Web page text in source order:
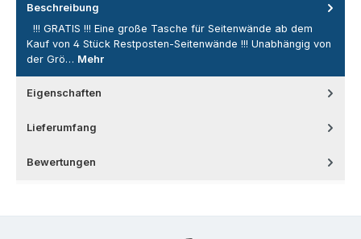
Beschreibung
!!! GRATIS !!! Eine große Tasche für Seitenwände ab dem
Kauf von 4 Stück Restposten-Seitenwände !!! Unabhängig von
der Grö… Mehr
Eigenschaften
Lieferumfang
Bewertungen